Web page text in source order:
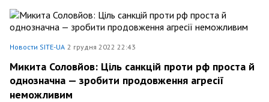
Новости SITE-UA 2 грудня 2022 22:43
Микита Соловйов: Ціль санкцій проти рф проста й
однозначна — зробити продовження агресії
неможливим